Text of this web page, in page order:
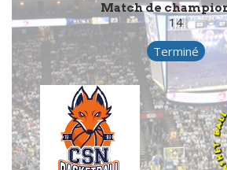
Match de
14
Terminé